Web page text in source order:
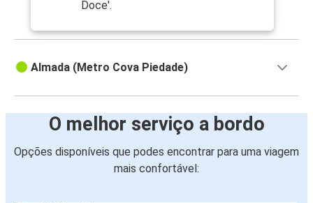
Doce'.
Almada (Metro Cova Piedade)
O melhor serviço a bordo
Opções disponíveis que podes encontrar para uma viagem
mais confortável: